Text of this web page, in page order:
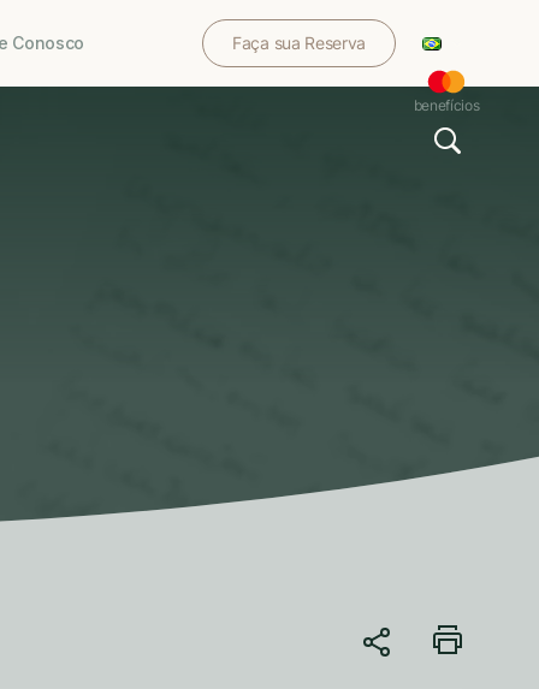
Conosco Faça sua Reserva
benefícios